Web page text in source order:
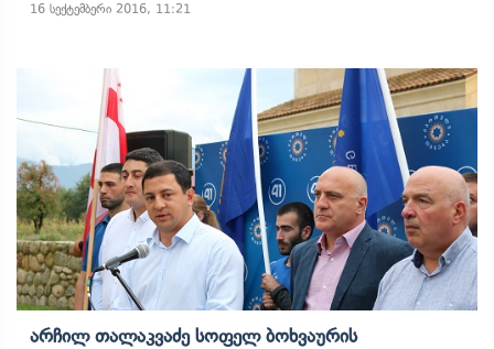
16 სექტემბერი 2016, 11:21
Არჩილ Თალაკვაძე Სოფელ Ბოხვაურის